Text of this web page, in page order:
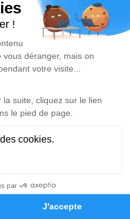
Hommages
est un lieu
mémoire de Jean-Paul
hommage est
Je rends hommage